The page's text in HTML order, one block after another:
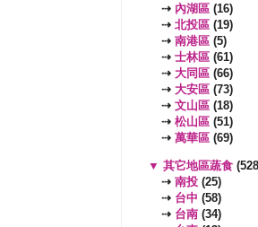
⇢ 內湖區 (16)
⇢ 北投區 (19)
⇢ 南港區 (5)
⇢ 士林區 (61)
⇢ 大同區 (66)
⇢ 大安區 (73)
⇢ 文山區 (18)
⇢ 松山區 (51)
⇢ 萬華區 (69)
▼ 其它地區蔬食
⇢ 南投 (25)
⇢ 台中 (58)
⇢ 台南 (34)